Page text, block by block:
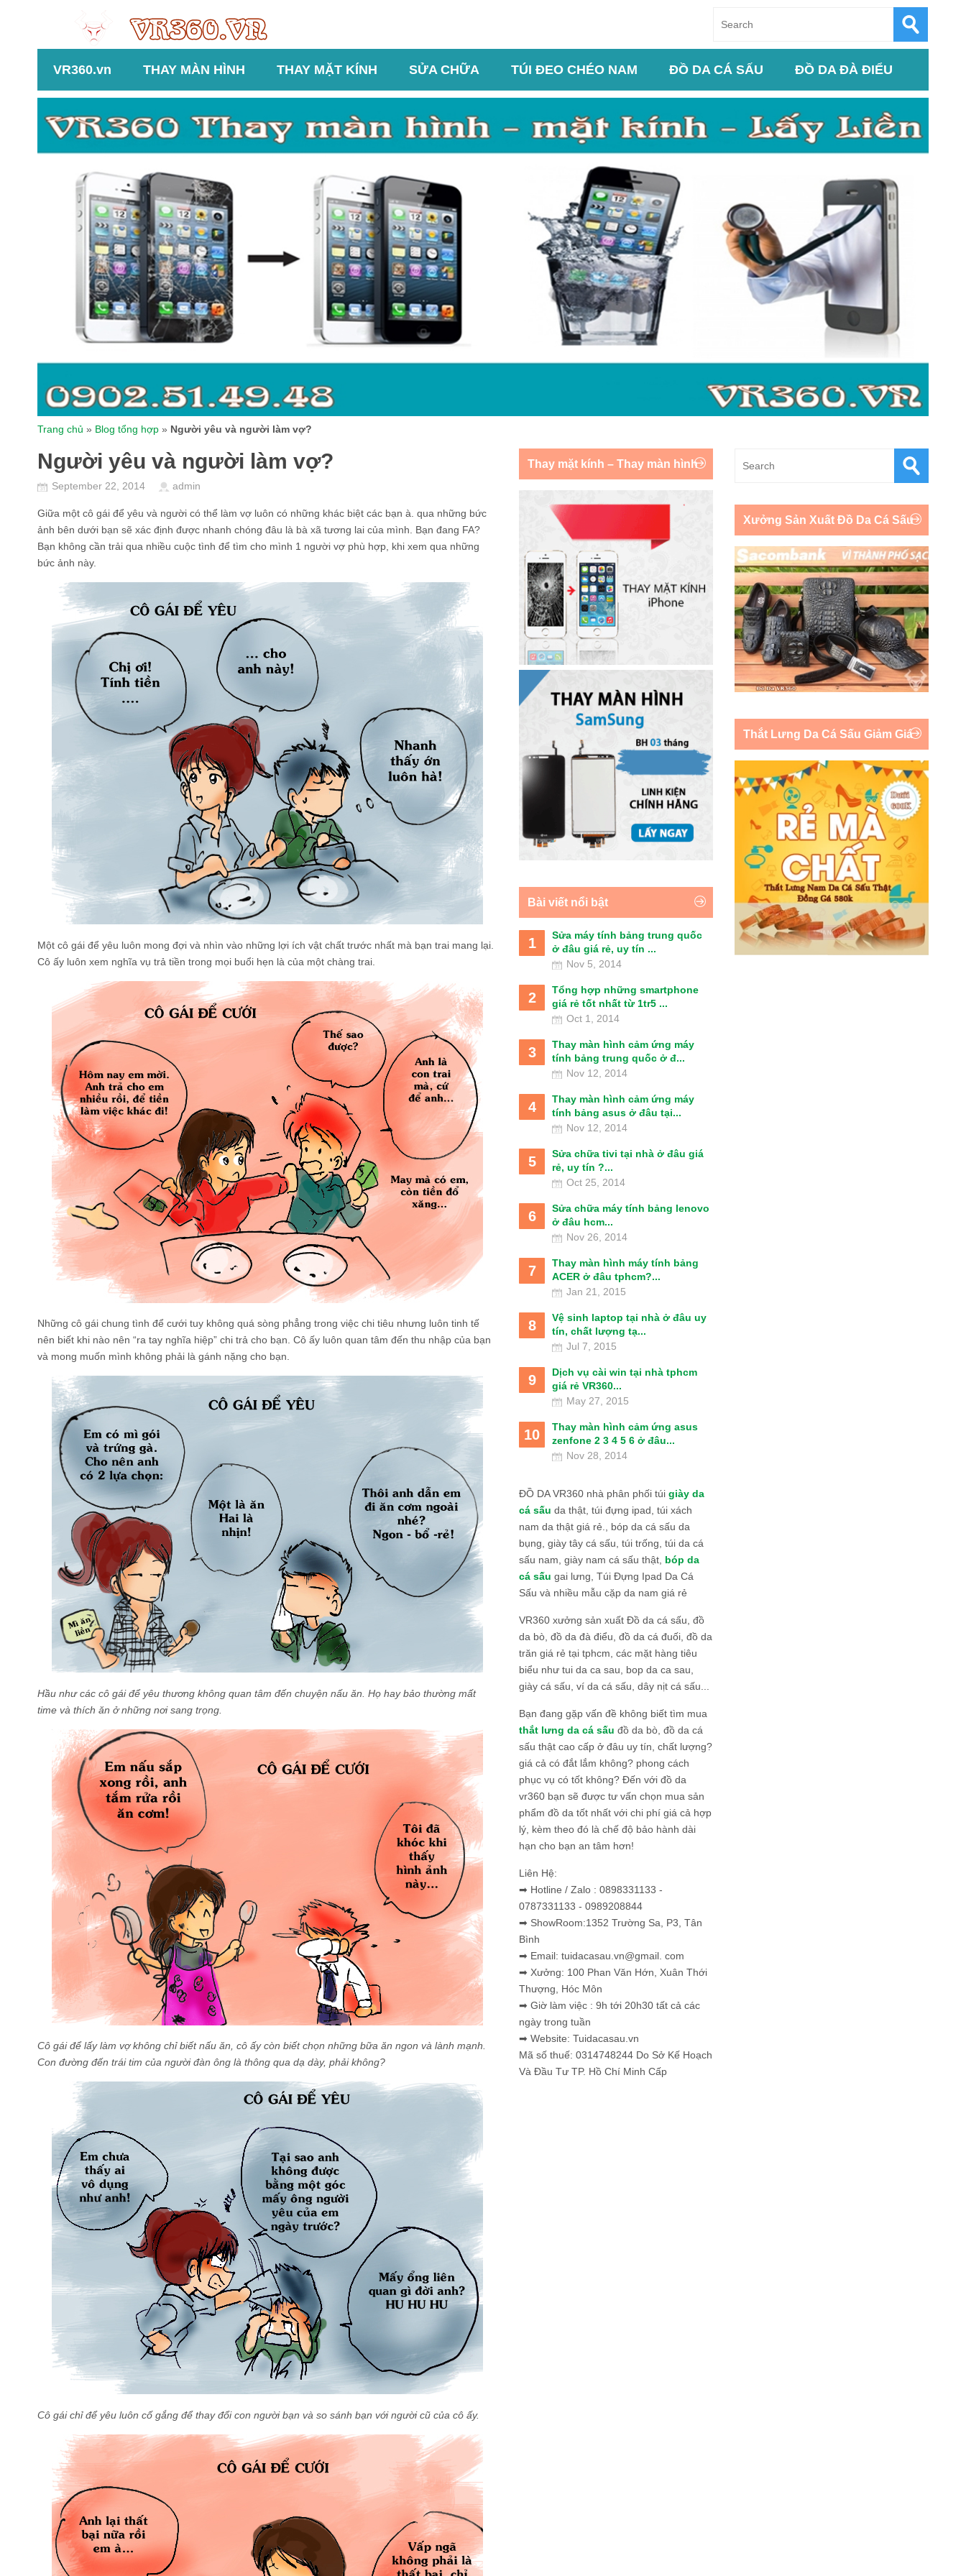
VR360.vn THAY MÀN HÌNH THAY MẶT KÍNH SỬA CHỮA TÚI ĐEO CHÉO NAM ĐỒ DA CÁ SẤU ĐỒ DA ĐÀ ĐIỂU
Trang chủ » Blog tổng hợp » Người yêu và người làm vợ?
Người yêu và người làm vợ?
September 22, 2014 admin
Giữa một cô gái để yêu và người có thể làm vợ luôn có những khác biệt các bạn à. qua những bức
ảnh bên dưới bạn sẽ xác định được nhanh chóng đâu là bà xã tương lai của mình. Bạn đang FA?
Bạn không cần trải qua nhiều cuộc tình để tìm cho mình 1 người vợ phù hợp, khi xem qua những
bức ảnh này.
Một cô gái để yêu luôn mong đợi và nhìn vào những lợi ích vật chất trước nhất mà bạn trai mang lại.
Cô ấy luôn xem nghĩa vụ trả tiền trong mọi buổi hẹn là của một chàng trai.
Những cô gái chung tình để cưới tuy không quá sòng phẳng trong việc chi tiêu nhưng luôn tinh tế
nên biết khi nào nên “ra tay nghĩa hiệp” chi trả cho bạn. Cô ấy luôn quan tâm đến thu nhập của bạn
và mong muốn mình không phải là gánh nặng cho bạn.
Hầu như các cô gái để yêu thương không quan tâm đến chuyện nấu ăn. Họ hay bảo thường mất
time và thích ăn ở những nơi sang trọng.
Cô gái để lấy làm vợ không chỉ biết nấu ăn, cô ấy còn biết chọn những bữa ăn ngon và lành mạnh.
Con đường đến trái tim của người đàn ông là thông qua dạ dày, phải không?
Cô gái chỉ để yêu luôn cố gắng để thay đổi con người bạn và so sánh bạn với người cũ của cô ấy.
Thay mặt kính – Thay màn hình
Bài viết nổi bật
1
Sửa máy tính bảng trung quốc
ở đâu giá rẻ, uy tín ...
Nov 5, 2014
2
Tổng hợp những smartphone
giá rẻ tốt nhất từ 1tr5 ...
Oct 1, 2014
3
Thay màn hình cảm ứng máy
tính bảng trung quốc ở đ...
Nov 12, 2014
4
Thay màn hình cảm ứng máy
tính bảng asus ở đâu tại...
Nov 12, 2014
5
Sửa chữa tivi tại nhà ở đâu giá
rẻ, uy tín ?...
Oct 25, 2014
6
Sửa chữa máy tính bảng lenovo
ở đâu hcm...
Nov 26, 2014
7
Thay màn hình máy tính bảng
ACER ở đâu tphcm?...
Jan 21, 2015
8
Vệ sinh laptop tại nhà ở đâu uy
tín, chất lượng tạ...
Jul 7, 2015
9
Dịch vụ cài win tại nhà tphcm
giá rẻ VR360...
May 27, 2015
10
Thay màn hình cảm ứng asus
zenfone 2 3 4 5 6 ở đâu...
Nov 28, 2014
ĐỒ DA VR360 nhà phân phối túi giày da
cá sấu da thật, túi đựng ipad, túi xách
nam da thật giá rẻ., bóp da cá sấu da
bụng, giày tây cá sấu, túi trống, túi da cá
sấu nam, giày nam cá sấu thật, bóp da
cá sấu gai lưng, Túi Đựng Ipad Da Cá
Sấu và nhiều mẫu cặp da nam giá rẻ
VR360 xưởng sản xuất Đồ da cá sấu, đồ
da bò, đồ da đà điểu, đồ da cá đuối, đồ da
trăn giá rẻ tại tphcm, các mặt hàng tiêu
biểu như tui da ca sau, bop da ca sau,
giày cá sấu, ví da cá sấu, dây nịt cá sấu...
Bạn đang gặp vấn đề không biết tìm mua
thắt lưng da cá sấu đồ da bò, đồ da cá
sấu thật cao cấp ở đâu uy tín, chất lượng?
giá cả có đắt lắm không? phong cách
phục vụ có tốt không? Đến với đồ da
vr360 bạn sẽ được tư vấn chọn mua sản
phẩm đồ da tốt nhất với chi phí giá cả hợp
lý, kèm theo đó là chế độ bảo hành dài
hạn cho bạn an tâm hơn!
Liên Hệ:
➡ Hotline / Zalo : 0898331133 -
0787331133 - 0989208844
➡ ShowRoom:1352 Trường Sa, P3, Tân
Bình
➡ Email: tuidacasau.vn@gmail. com
➡ Xưởng: 100 Phan Văn Hớn, Xuân Thới
Thượng, Hóc Môn
➡ Giờ làm việc : 9h tới 20h30 tất cả các
ngày trong tuần
➡ Website: Tuidacasau.vn
Mã số thuế: 0314748244 Do Sở Kế Hoạch
Và Đầu Tư TP. Hồ Chí Minh Cấp
Xưởng Sản Xuất Đồ Da Cá Sấu
Thắt Lưng Da Cá Sấu Giảm Giá